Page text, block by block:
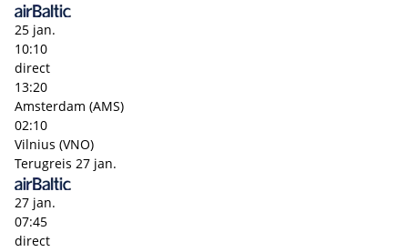
25 jan.
10:10
direct
13:20
Amsterdam (AMS)
02:10
Vilnius (VNO)
Terugreis 27 jan.
27 jan.
07:45
direct